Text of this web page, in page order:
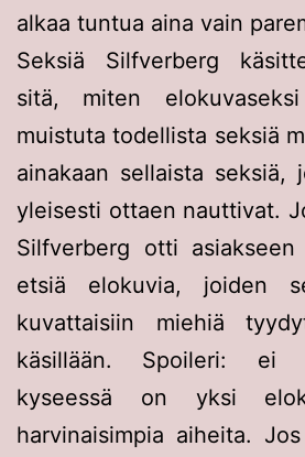
alkaa tuntua aina vain
Seksiä Silfverberg
sitä, miten
muistuta todellista seksiä
ainakaan sellaista seksiä,
yleisesti ottaen nauttivat.
Silfverberg otti
etsiä elokuvia, joiden
kuvattaisiin miehiä
käsillään. Spoileri: ei
kyseessä on yksi
harvinaisimpia aiheita.